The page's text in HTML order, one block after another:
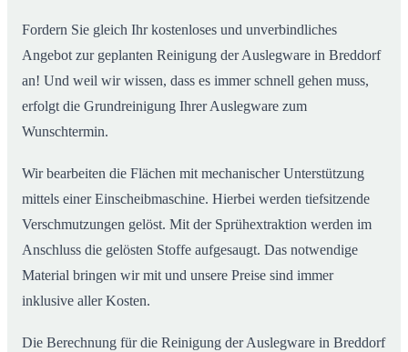
Fordern Sie gleich Ihr kostenloses und unverbindliches
Angebot zur geplanten Reinigung der Auslegware in Breddorf
an! Und weil wir wissen, dass es immer schnell gehen muss,
erfolgt die Grundreinigung Ihrer Auslegware zum
Wunschtermin.
Wir bearbeiten die Flächen mit mechanischer Unterstützung
mittels einer Einscheibmaschine. Hierbei werden tiefsitzende
Verschmutzungen gelöst. Mit der Sprühextraktion werden im
Anschluss die gelösten Stoffe aufgesaugt. Das notwendige
Material bringen wir mit und unsere Preise sind immer
inklusive aller Kosten.
Die Berechnung für die Reinigung der Auslegware in Breddorf